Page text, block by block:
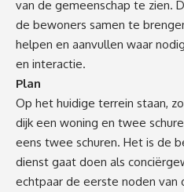
van de gemeenschap te zien.
de bewoners samen te
helpen en aanvullen waar
en interactie.
Plan
Op het huidige terrein staan,
dijk een woning en twee
eens twee schuren. Het is de
dienst gaat doen als
echtpaar de eerste noden van